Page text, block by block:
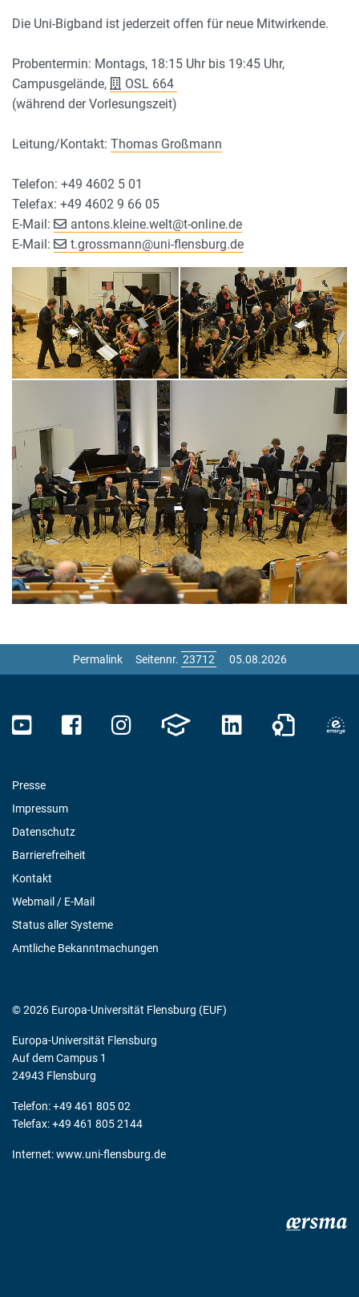
Die Uni-Bigband ist jederzeit offen für neue Mitwirkende.
Probentermin: Montags, 18:15 Uhr bis 19:45 Uhr,
Campusgelände,
OSL 664
(während der Vorlesungszeit)
Leitung/Kontakt: Thomas Großmann
Telefon: +49 4602 5 01
Telefax: +49 4602 9 66 05
E-Mail:
antons.kleine.welt@t-online.de
E-Mail:
t.grossmann@uni-flensburg.de
Permalink Seitennr. 05.08.2026
Presse
Impressum
Datenschutz
Barrierefreiheit
Kontakt
Webmail / E-Mail
Status aller Systeme
Amtliche Bekanntmachungen
© 2026 Europa-Universität Flensburg (EUF)
Europa-Universität Flensburg
Auf dem Campus 1
24943 Flensburg
Telefon: +49 461 805 02
Telefax: +49 461 805 2144
Internet:www.uni-flensburg.de